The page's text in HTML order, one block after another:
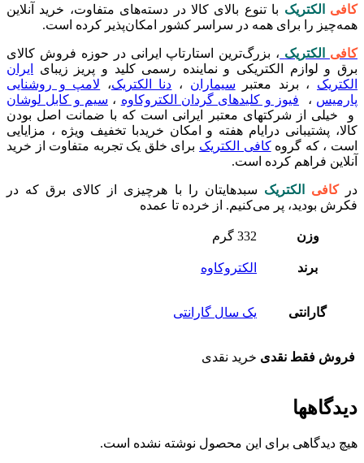
کافی الکتریک با تنوع بالای کالا در دسته‌های متفاوت، خرید آنلاین
همه‌چیز را برای همه در سراسر کشور امکان‌پذیر کرده است.
کافی الکتریک ، بزرگ‌ترین استارتاپ ایرانی در حوزه فروش کالای
برق و لوازم الکتریکی و نماینده رسمی کلید و پریز زیبای
ایران
الکتریک ،‌ برند معتبر سیماران ، دنا الکتریک، لامپ و روشنایی
پارمیس ، فیوز و کلیدهای گردان الکتروکاوه ، سیم و کابل لوشان
و خیلی از شرکتهای معتبر ایرانی است که با ضمانت اصل بودن
کالا، پشتیبانی درایام هفته و امکان خریدبا تخفیف ویژه ، مزایایی
است ، که گروهکافی الکتریک برای خلق یک تجربه متفاوت از خرید
آنلاین فراهم کرده است.
درکافی الکتریک سبدهایتان را با هرچیزی از کالای برق که در
فکرش بودید، پر می‌کنیم. از خرده تا عمده
وزن 332 گرم
برند الکتروکاوه
گارانتی یک سال گارانتی
فروش فقط نقدی خرید نقدی
دیدگاهها
هیچ دیدگاهی برای این محصول نوشته نشده است.